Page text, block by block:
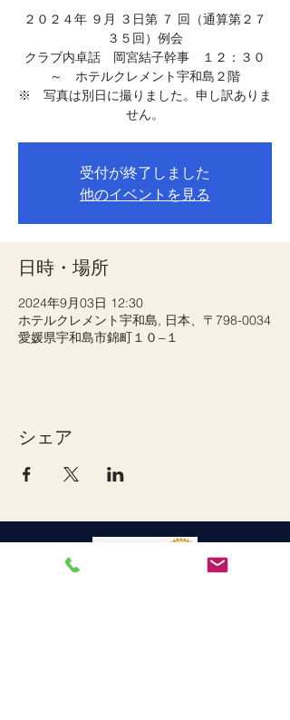
２０２４年 ９月 ３日第 ７ 回（通算第２７
３５回）例会
クラブ内卓話 岡宮結子幹事 １２：３０
～ ホテルクレメント宇和島２階
※ 写真は別日に撮りました。申し訳ありま
せん。
受付が終了しました
他のイベントを見る
日時・場所
2024年9月03日 12:30
ホテルクレメント宇和島, 日本、〒798-0034
愛媛県宇和島市錦町１０−１
シェア